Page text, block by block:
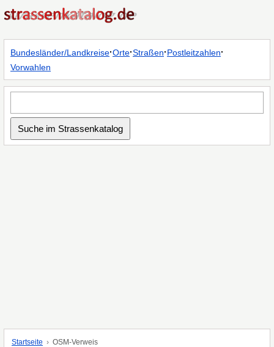
Bundesländer/Landkreise·Orte·Straßen·Postleitzahlen·
Vorwahlen
Startseite OSM-Verweis